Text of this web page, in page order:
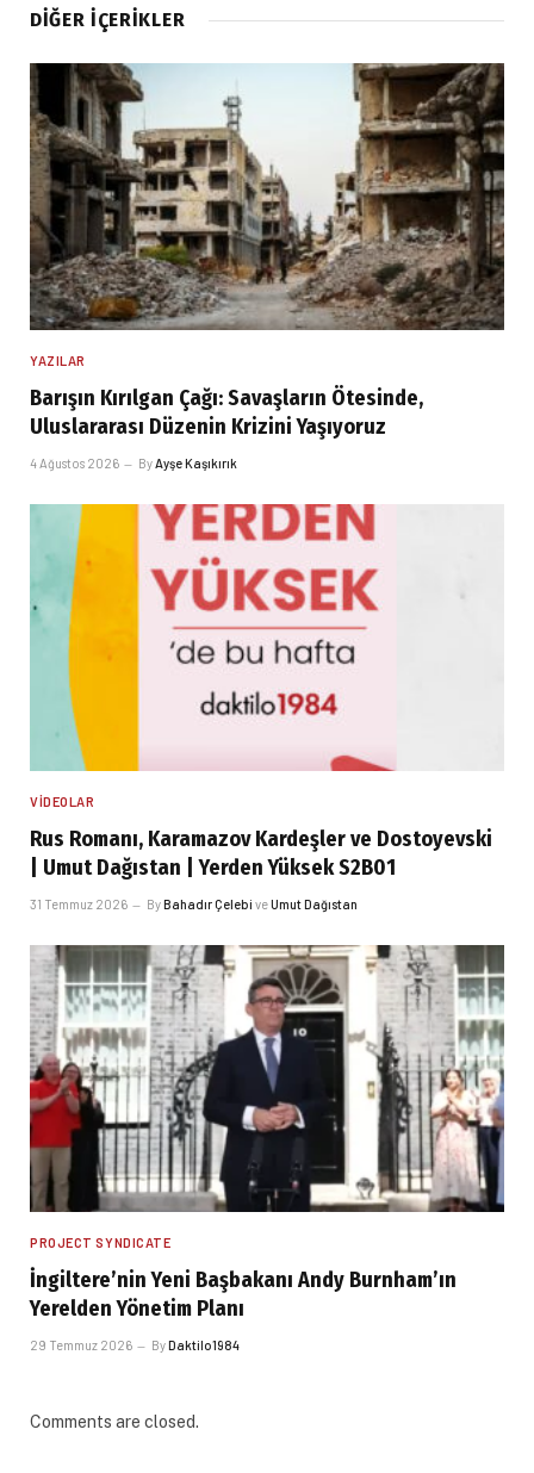
DIĞER İÇERIKLER
YAZILAR
Barışın Kırılgan Çağı: Savaşların Ötesinde,
Uluslararası Düzenin Krizini Yaşıyoruz
4 Ağustos 2026 ByAyşe Kaşıkırık
VIDEOLAR
Rus Romanı, Karamazov Kardeşler ve Dostoyevski
| Umut Dağıstan | Yerden Yüksek S2B01
31 Temmuz 2026 ByBahadır Çelebi veUmut Dağıstan
PROJECT SYNDICATE
İngiltere’nin Yeni Başbakanı Andy Burnham’ın
Yerelden Yönetim Planı
29 Temmuz 2026 ByDaktilo1984
Comments are closed.